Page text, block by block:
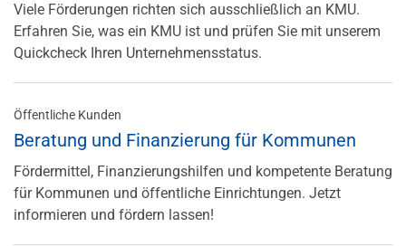
Viele Förderungen richten sich ausschließlich an KMU.
Erfahren Sie, was ein KMU ist und prüfen Sie mit unserem
Quickcheck Ihren Unternehmensstatus.
Öffentliche Kunden
Beratung und Finanzierung für Kommunen
Fördermittel, Finanzierungshilfen und kompetente Beratung
für Kommunen und öffentliche Einrichtungen. Jetzt
informieren und fördern lassen!